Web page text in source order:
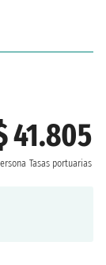
41.805
Tasas portuarias